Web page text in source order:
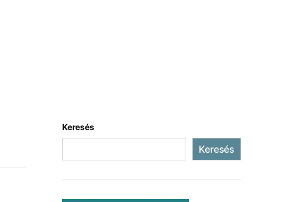
Keresés
Keresés